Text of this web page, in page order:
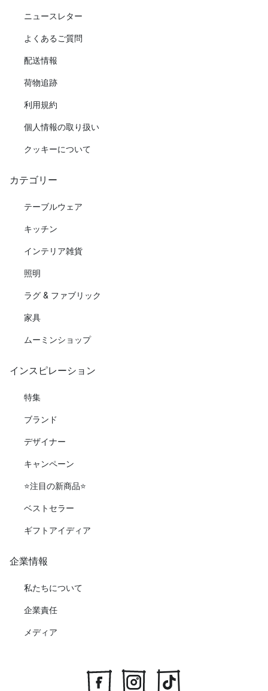
ニュースレター
よくあるご質問
配送情報
荷物追跡
利用規約
個人情報の取り扱い
クッキーについて
カテゴリー
テーブルウェア
キッチン
インテリア雑貨
照明
ラグ & ファブリック
家具
ムーミンショップ
インスピレーション
特集
ブランド
デザイナー
キャンペーン
⭐️注目の新商品⭐️
ベストセラー
ギフトアイディア
企業情報
私たちについて
企業責任
メディア